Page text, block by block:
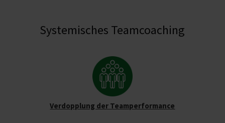
Systemisches Teamcoaching
Verdopplung der Teamperformance